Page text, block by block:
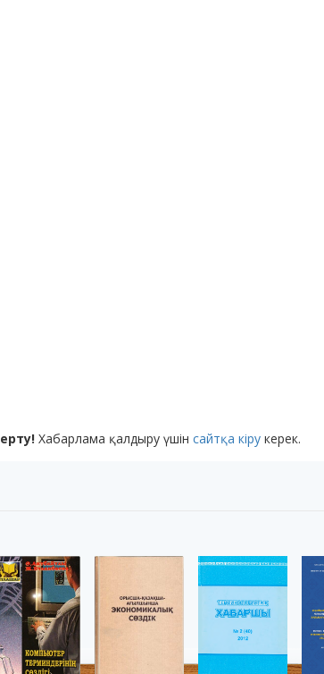
Хабарлама қалдыру үшін сайтқа кіру керек.